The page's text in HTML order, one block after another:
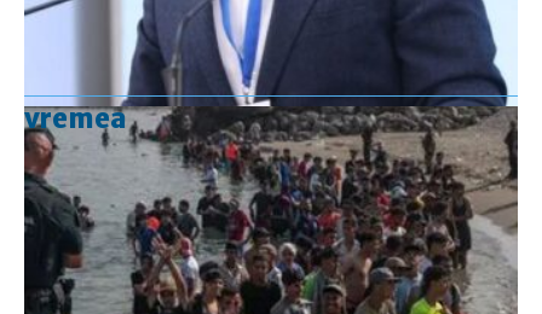
vremea